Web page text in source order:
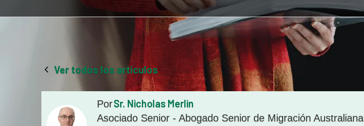
Ver todos los artículos
PorSr. Nicholas Merlin
Asociado Senior - Abogado Senior de Migración Australiana